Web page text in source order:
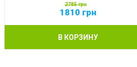
2785грн
1810 грн
В КОРЗИНУ